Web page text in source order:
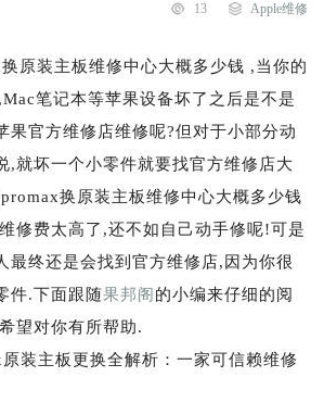
13 Apple维修
原装主板维修中心大概多少钱 ,当你的
笔记本等苹果设备坏了之后是不是
果官方维修店维修呢?但对于小部分动
,就坏一个小零件就要找官方维修店大
换原装主板维修中心大概多少钱
修费太高了,还不如自己动手修呢!可是
最终还是会找到官方维修店,因为你很
件.下面跟随果邦阁的小编来仔细的阅
望对你有所帮助.
装主板更换全解析：一家可信赖维修